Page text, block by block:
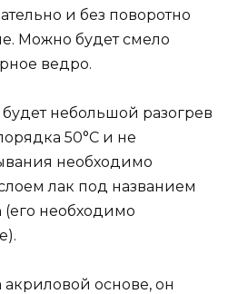
и без поворотно
Можно будет смело
ведро.
небольшой разогрев
50°C и не
необходимо
лак под названием
(его необходимо
основе, он